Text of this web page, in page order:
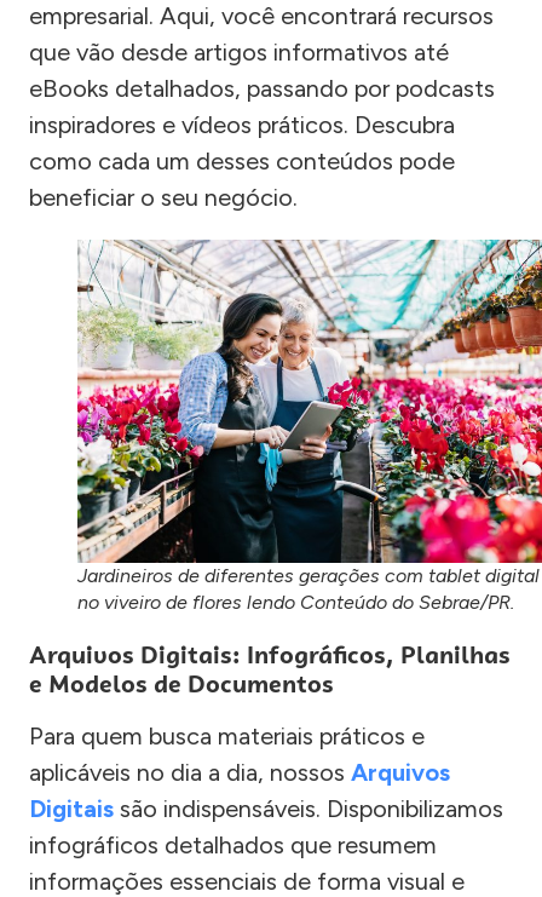
empresarial. Aqui, você encontrará recursos
que vão desde artigos informativos até
eBooks detalhados, passando por podcasts
inspiradores e vídeos práticos. Descubra
como cada um desses conteúdos pode
beneficiar o seu negócio.
Jardineiros de diferentes gerações com tablet digital
no viveiro de flores lendo Conteúdo do Sebrae/PR.
Arquivos Digitais: Infográficos, Planilhas
e Modelos de Documentos
Para quem busca materiais práticos e
aplicáveis no dia a dia, nossos Arquivos
Digitais são indispensáveis. Disponibilizamos
infográficos detalhados que resumem
informações essenciais de forma visual e